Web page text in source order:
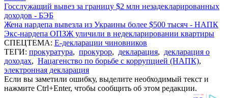
Госслужащий вывез за границу $2 млн незадекларированных
доходов - БЭБ
Жена нардепа вывезла из Украины более $500 тысяч - НАПК
Экс-нардепа ОПЗЖ уличили в недекларировании квартиры
СПЕЦТЕМА: Е-декларации чиновников
ТЕГИ: прокуратура, прокурор, декларация, декларация о
доходах, Нацагенство по борьбе с коррупцией (НАПК),
электронная декларация
Если вы заметили ошибку, выделите необходимый текст и
нажмите Ctrl+Enter, чтобы сообщить об этом редакции.